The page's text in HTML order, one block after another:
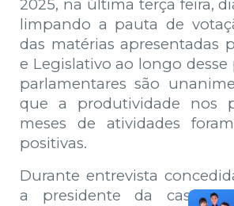
2025, na última terça feira,
limpando a pauta de
das matérias apresentadas
e Legislativo ao longo desse
parlamentares são
que a produtividade nos
meses de atividades
positivas.
Durante entrevista
a presidente da casa,